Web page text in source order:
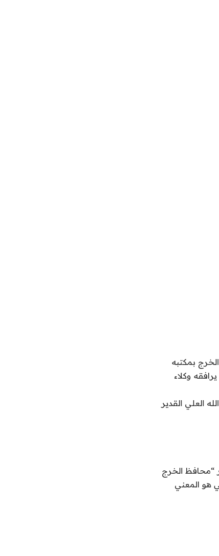
بمكتبه
وكلاء
العلي القدير
“محافظ الخرج
هو المعني